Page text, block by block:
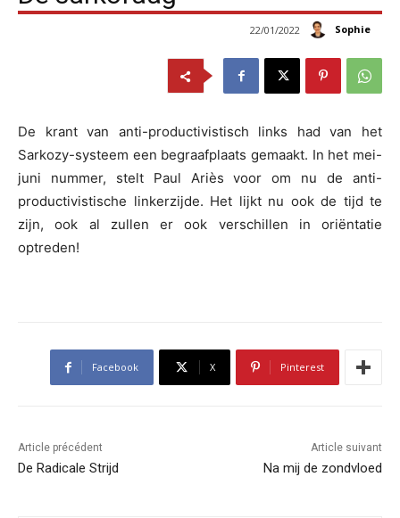
Sophie
22/01/2022
De krant van anti-productivistisch links had van het
Sarkozy-systeem een begraafplaats gemaakt. In het mei-
juni nummer, stelt Paul Ariès voor om nu de anti-
productivistische linkerzijde. Het lijkt nu ook de tijd te
zijn, ook al zullen er ook verschillen in oriëntatie
optreden!
Facebook X Pinterest
Article précédent
De Radicale Strijd
Article suivant
Na mij de zondvloed